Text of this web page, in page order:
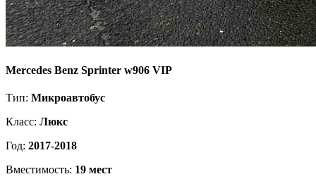
Mercedes Benz Sprinter w906 VIP
Тип: Микроавтобус
Класс: Люкс
Год: 2017-2018
Вместимость: 19 мест